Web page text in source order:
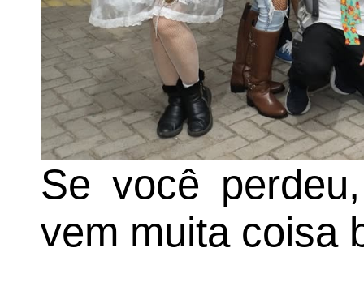
Se você
vem muita coisa